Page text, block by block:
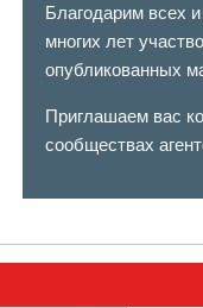
Благодарим всех
многих лет
опубликованных
Приглашаем вас
сообществах